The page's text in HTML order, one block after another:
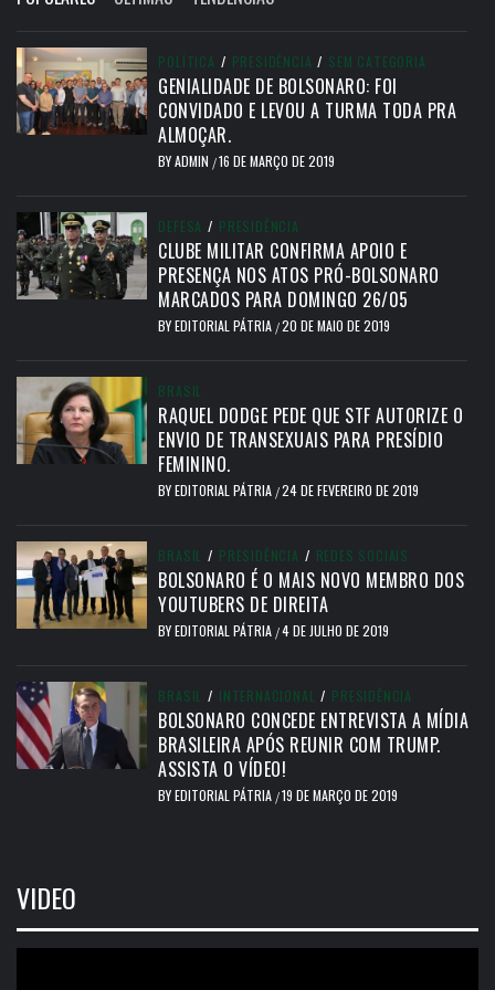
POLÍTICA / PRESIDÊNCIA / SEM CATEGORIA
GENIALIDADE DE BOLSONARO: FOI
CONVIDADO E LEVOU A TURMA TODA PRA
ALMOÇAR.
BYADMIN /16 DE MARÇO DE 2019
DEFESA / PRESIDÊNCIA
CLUBE MILITAR CONFIRMA APOIO E
PRESENÇA NOS ATOS PRÓ-BOLSONARO
MARCADOS PARA DOMINGO 26/05
BYEDITORIAL PÁTRIA /20 DE MAIO DE 2019
BRASIL
RAQUEL DODGE PEDE QUE STF AUTORIZE O
ENVIO DE TRANSEXUAIS PARA PRESÍDIO
FEMININO.
BYEDITORIAL PÁTRIA /24 DE FEVEREIRO DE 2019
BRASIL / PRESIDÊNCIA / REDES SOCIAIS
BOLSONARO É O MAIS NOVO MEMBRO DOS
YOUTUBERS DE DIREITA
BYEDITORIAL PÁTRIA /4 DE JULHO DE 2019
BRASIL / INTERNACIONAL / PRESIDÊNCIA
BOLSONARO CONCEDE ENTREVISTA A MÍDIA
BRASILEIRA APÓS REUNIR COM TRUMP.
ASSISTA O VÍDEO!
BYEDITORIAL PÁTRIA /19 DE MARÇO DE 2019
VIDEO